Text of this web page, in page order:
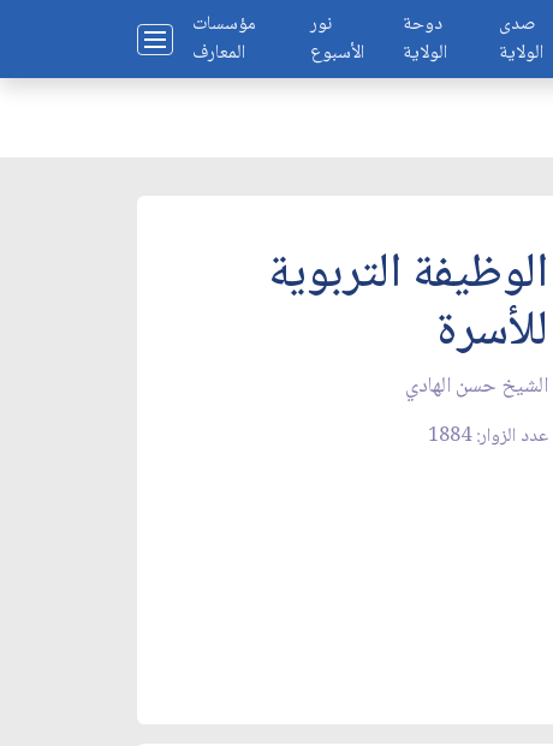
مؤسسات
المعارف
نور
الأسبوع
دوحة
الولاية
صدى
الولاية
الوظيفة التربوية
للأسرة
الشيخ حسن الهادي
عدد الزوار: 1884